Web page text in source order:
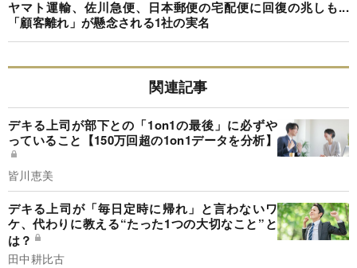
ヤマト運輸、佐川急便、日本郵便の宅配便に回復の兆しも...
「顧客離れ」が懸念される1社の実名
関連記事
デキる上司が部下との「1on1の最後」に必ずや
っていること【150万回超の1on1データを分析】
皆川恵美
デキる上司が「毎日定時に帰れ」と言わないワ
ケ、代わりに教える“たった1つの大切なこと”と
は？
田中耕比古